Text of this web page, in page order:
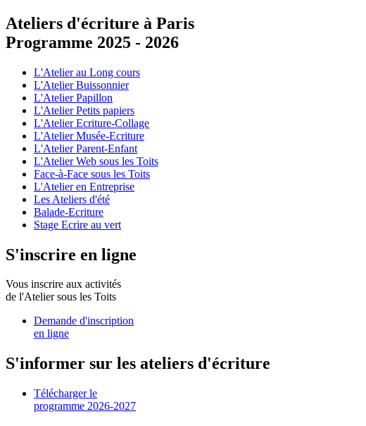
Ateliers d'écriture à Paris
Programme 2025 - 2026
L'Atelier au Long cours
L'Atelier Buissonnier
L'Atelier Papillon
L'Atelier Petits papiers
L'Atelier Ecriture-Collage
L'Atelier Musée-Ecriture
L'Atelier Parent-Enfant
L'Atelier Web sous les Toits
Face-à-Face sous les Toits
L'Atelier en Entreprise
Les Ateliers d'été
Balade-Ecriture
Stage Ecrire au vert
S'inscrire en ligne
Vous inscrire aux activités
de l'Atelier sous les Toits
Demande d'inscription
en ligne
S'informer sur les ateliers d'écriture
Télécharger le
programme 2026-2027